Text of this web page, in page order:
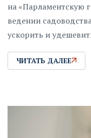
на «Парламентскую
ведении
ускорить и
ЧИТАТЬ ДАЛЕЕ